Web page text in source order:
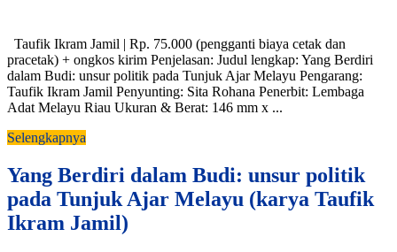
Taufik Ikram Jamil | Rp. 75.000 (pengganti biaya cetak dan
pracetak) + ongkos kirim Penjelasan: Judul lengkap: Yang Berdiri
dalam Budi: unsur politik pada Tunjuk Ajar Melayu Pengarang:
Taufik Ikram Jamil Penyunting: Sita Rohana Penerbit: Lembaga
Adat Melayu Riau Ukuran & Berat: 146 mm x ...
Selengkapnya
Yang Berdiri dalam Budi: unsur politik
pada Tunjuk Ajar Melayu (karya Taufik
Ikram Jamil)